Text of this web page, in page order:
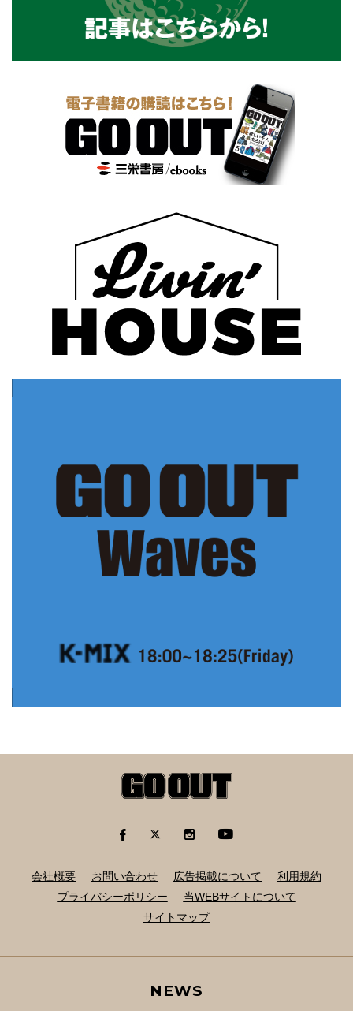
会社概要 お問い合わせ 広告掲載について
利用規約
プライバシーポリシー
当WEBサイトについて
サイトマップ
NEWS